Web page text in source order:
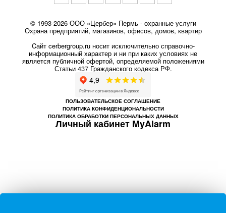
© 1993-2026 ООО «Цербер» Пермь - охранные услуги
Охрана предприятий, магазинов, офисов, домов, квартир
Cайт cerbergroup.ru носит исключительно справочно-
информационный характер и ни при каких условиях не
является публичной офертой, определяемой положениями
Статьи 437 Гражданского кодекса РФ.
ПОЛЬЗОВАТЕЛЬСКОЕ СОГЛАШЕНИЕ
ПОЛИТИКА КОНФИДЕНЦИОНАЛЬНОСТИ
ПОЛИТИКА ОБРАБОТКИ ПЕРСОНАЛЬНЫХ ДАННЫХ
Личный кабинет MyAlarm